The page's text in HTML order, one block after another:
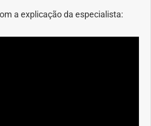
a explicação da especialista: